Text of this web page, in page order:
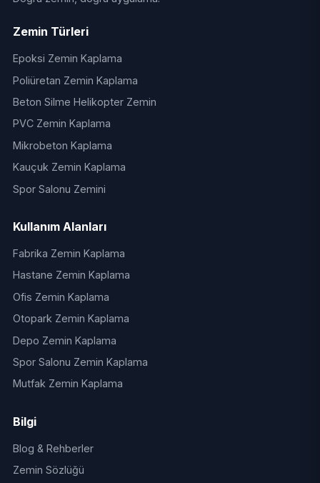
Zemin Türleri
Epoksi Zemin Kaplama
Poliüretan Zemin Kaplama
Beton Silme Helikopter Zemin
PVC Zemin Kaplama
Mikrobeton Kaplama
Kauçuk Zemin Kaplama
Spor Salonu Zemini
Kullanım Alanları
Fabrika Zemin Kaplama
Hastane Zemin Kaplama
Ofis Zemin Kaplama
Otopark Zemin Kaplama
Depo Zemin Kaplama
Spor Salonu Zemin Kaplama
Mutfak Zemin Kaplama
Bilgi
Blog & Rehberler
Zemin Sözlüğü